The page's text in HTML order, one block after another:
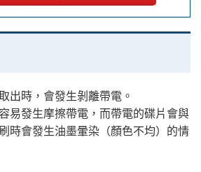
出時，會發生剝離帶電。
易發生摩擦帶電，而帶電的碟片會與
時會發生油墨暈染（顏色不均）的情